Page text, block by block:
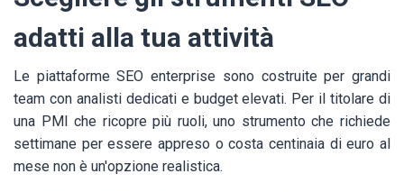
adatti alla tua attività
Le piattaforme SEO enterprise sono costruite per grandi
team con analisti dedicati e budget elevati. Per il titolare di
una PMI che ricopre più ruoli, uno strumento che richiede
settimane per essere appreso o costa centinaia di euro al
mese non è un'opzione realistica.